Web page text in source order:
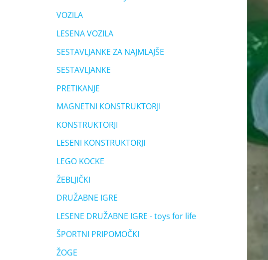
VOZILA
LESENA VOZILA
SESTAVLJANKE ZA NAJMLAJŠE
SESTAVLJANKE
PRETIKANJE
MAGNETNI KONSTRUKTORJI
KONSTRUKTORJI
LESENI KONSTRUKTORJI
LEGO KOCKE
ŽEBLJIČKI
DRUŽABNE IGRE
LESENE DRUŽABNE IGRE - toys for life
ŠPORTNI PRIPOMOČKI
ŽOGE